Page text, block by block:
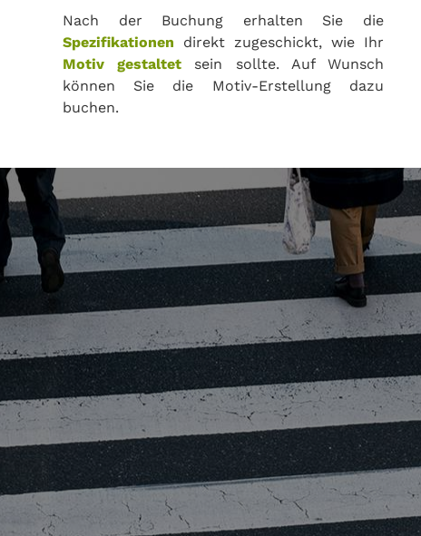
Nach der Buchung erhalten Sie die
Spezifikationen direkt zugeschickt, wie Ihr
Motiv gestaltet sein sollte. Auf Wunsch
können Sie die Motiv-Erstellung dazu
buchen.